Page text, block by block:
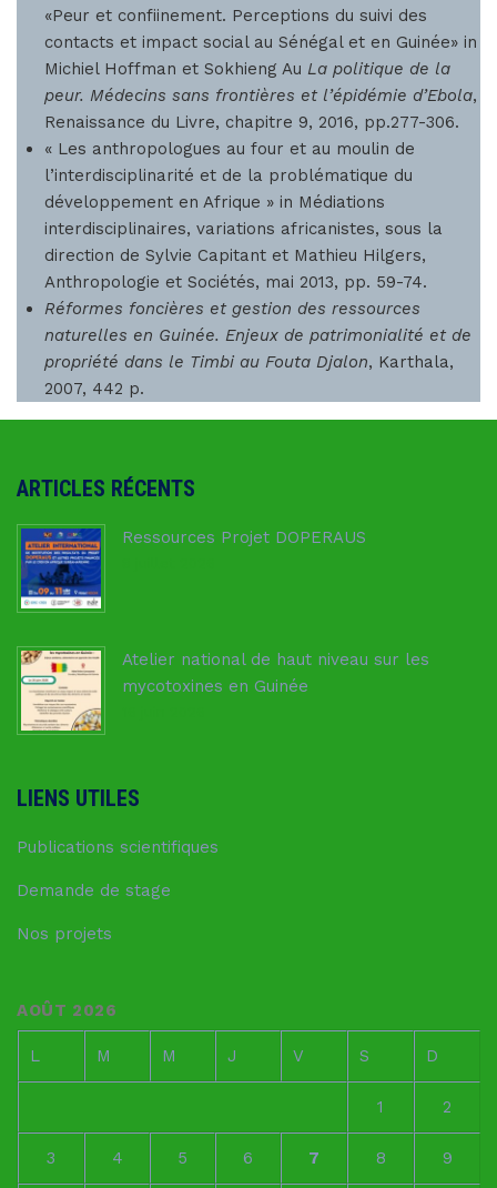
«Peur et confiinement. Perceptions du suivi des
contacts et impact social au Sénégal et en Guinée» in
Michiel Hoffman et Sokhieng Au La politique de la
peur. Médecins sans frontières et l’épidémie d’Ebola,
Renaissance du Livre, chapitre 9, 2016, pp.277-306.
« Les anthropologues au four et au moulin de
l’interdisciplinarité et de la problématique du
développement en Afrique » in Médiations
interdisciplinaires, variations africanistes, sous la
direction de Sylvie Capitant et Mathieu Hilgers,
Anthropologie et Sociétés, mai 2013, pp. 59-74.
Réformes foncières et gestion des ressources
naturelles en Guinée. Enjeux de patrimonialité et de
propriété dans le Timbi au Fouta Djalon, Karthala,
2007, 442 p.
ARTICLES RÉCENTS
Ressources Projet DOPERAUS
Atelier national de haut niveau sur les
mycotoxines en Guinée
LIENS UTILES
Publications scientifiques
Demande de stage
Nos projets
AOÛT 2026
L M M J V S D
1 2
3 4 5 6 7 8 9